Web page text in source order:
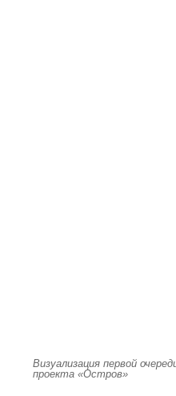
Визуализация первой
проекта «Остров»